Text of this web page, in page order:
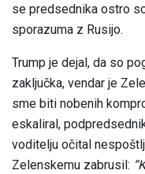
se predsednika ostro
sporazuma z Rusijo.
Trump je dejal, da so
zaključka, vendar je
sme biti nobenih
eskaliral,
voditelju očital
Zelenskemu zabrusil: